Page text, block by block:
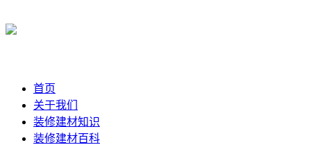
首页
关于我们
装修建材知识
装修建材百科